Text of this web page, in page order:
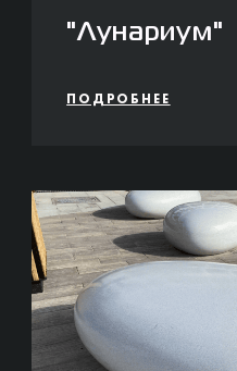
"Лунариум"
ПОДРОБНЕЕ